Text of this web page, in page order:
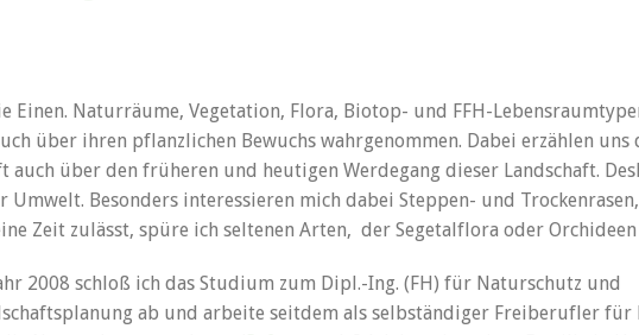
Einen. Naturräume, Vegetation, Flora, Biotop- und FFH-
über ihren pflanzlichen Bewuchs wahrgenommen. Dabei erzählen uns
auch über den früheren und heutigen Werdegang dieser Landschaft.
Besonders interessieren mich dabei Steppen- und
Zeit zulässt, spüre ich seltenen Arten, der Segetalflora oder Orchideen
2008 schloß ich das Studium zum Dipl.-Ing. (FH) für Naturschutz und
ab und arbeite seitdem als selbständiger Freiberufler für